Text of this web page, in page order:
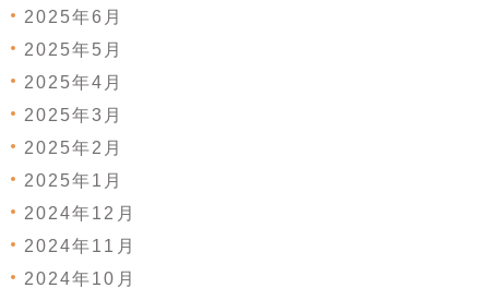
2025年6月
2025年5月
2025年4月
2025年3月
2025年2月
2025年1月
2024年12月
2024年11月
2024年10月